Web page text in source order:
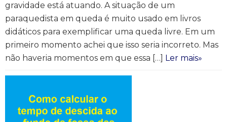
gravidade está atuando. A situação de um
paraquedista em queda é muito usado em livros
didáticos para exemplificar uma queda livre. Em um
primeiro momento achei que isso seria incorreto. Mas
não haveria momentos em que essa […] Ler mais»